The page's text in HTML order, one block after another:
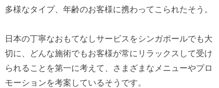
多様なタイプ、年齢のお客様に携わってこられたそう。
日本の丁寧なおもてなしサービスをシンガポールでも大
切に、どんな施術でもお客様が常にリラックスして受け
られることを第一に考えて、さまざまなメニューやプロ
モーションを考案しているそうです。